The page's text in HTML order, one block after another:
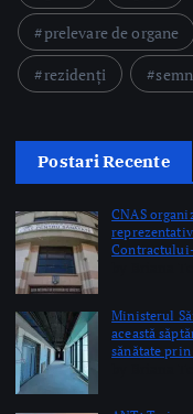
by Briana
Ministerul
această
ANT: Trei
by Briana
Copyright © 2026 Ro